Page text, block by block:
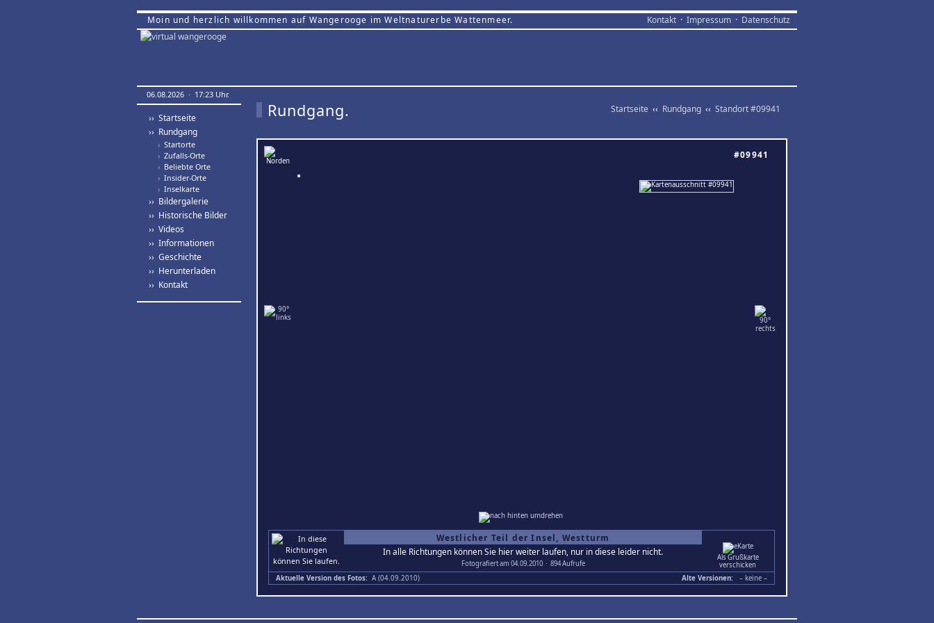
Moin und herzlich willkommen auf Wangerooge im Weltnaturerbe Wattenmeer. Kontakt · Impressum · Datenschutz
06.08.2026 · 17:23 Uhr.
›› Startseite
›› Rundgang
› Startorte
› Zufalls-Orte
› Beliebte Orte
› Insider-Orte
› Inselkarte
›› Bildergalerie
›› Historische Bilder
›› Videos
›› Informationen
›› Geschichte
›› Herunterladen
›› Kontakt
Startseite ‹‹ Rundgang ‹‹ Standort #09941
Rundgang.
#09941
Westlicher Teil der Insel, Westturm
In alle Richtungen können Sie hier weiter laufen, nur in diese leider nicht.
Fotografiert am 04.09.2010 · 894 Aufrufe
Als Grußkarte
verschicken
Aktuelle Version des Fotos: A (04.09.2010) Alte Versionen: – keine –